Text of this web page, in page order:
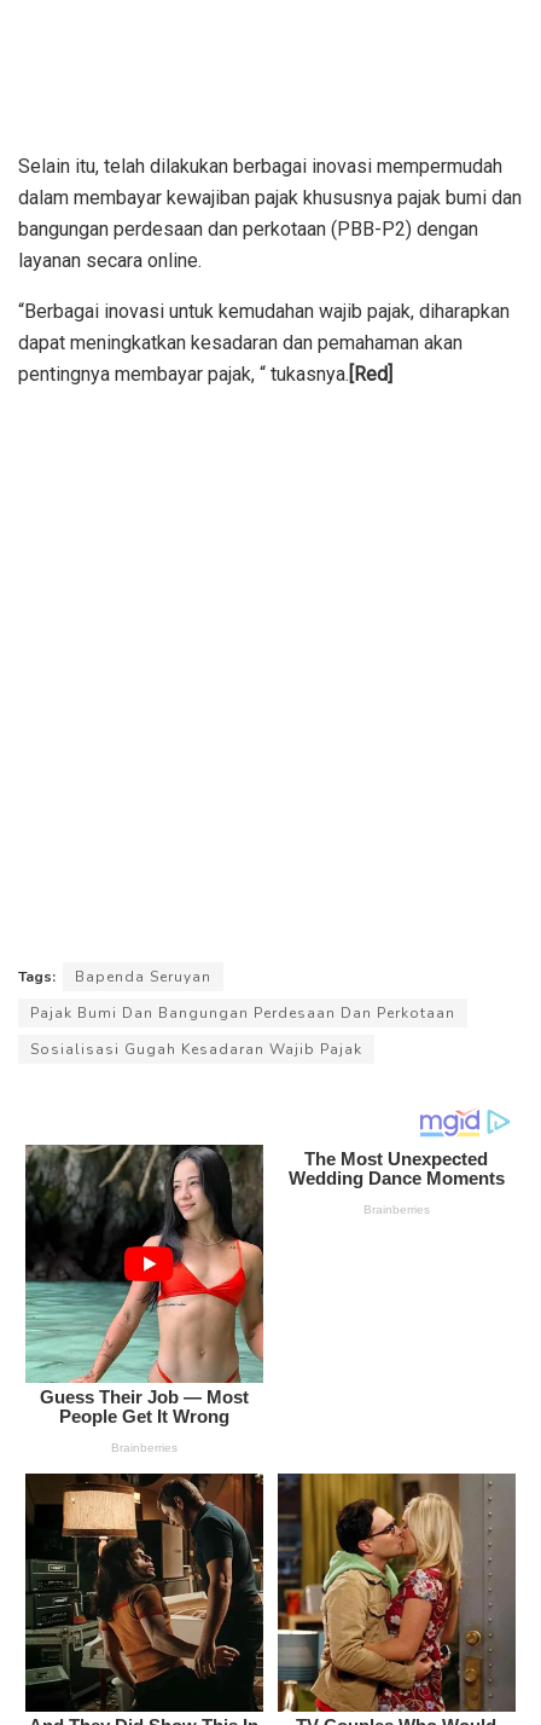
Selain itu, telah dilakukan berbagai inovasi mempermudah
dalam membayar kewajiban pajak khususnya pajak bumi dan
bangungan perdesaan dan perkotaan (PBB-P2) dengan
layanan secara online.
“Berbagai inovasi untuk kemudahan wajib pajak, diharapkan
dapat meningkatkan kesadaran dan pemahaman akan
pentingnya membayar pajak, “ tukasnya. [Red]
Tags:
Bapenda Seruyan
Pajak Bumi Dan Bangungan Perdesaan Dan Perkotaan
Sosialisasi Gugah Kesadaran Wajib Pajak